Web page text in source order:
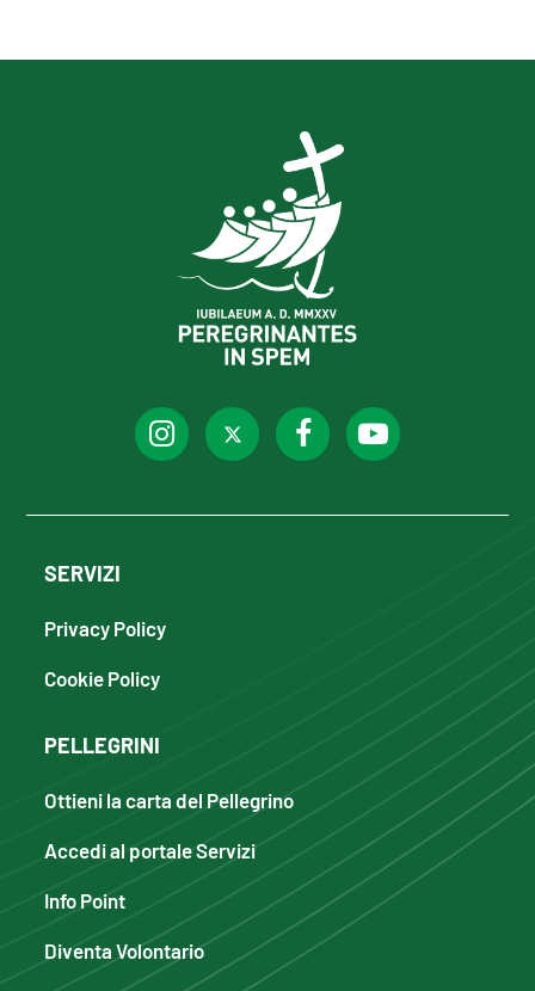
SERVIZI
Privacy Policy
Cookie Policy
PELLEGRINI
Ottieni la carta del Pellegrino
Accedi al portale Servizi
Info Point
Diventa Volontario